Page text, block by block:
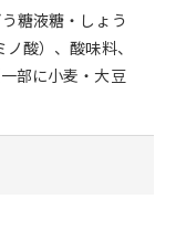
糖液糖・しょう
酸）、酸味料、
部に小麦・大豆